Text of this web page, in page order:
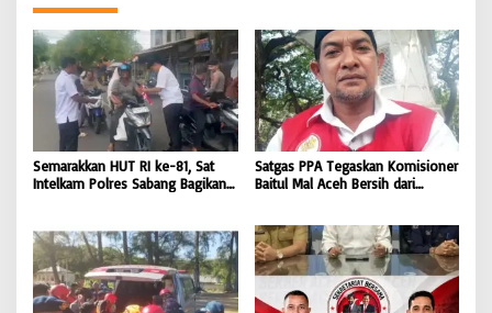
Semarakkan HUT RI ke-81, Sat
Intelkam Polres Sabang Bagikan
BONGKAR’Perkara.com
Satgas PPA Tegaskan Komisioner
Baitul Mal Aceh Bersih dari
Penyebaran Hoaks | BONGKAR
‘Perkara.com